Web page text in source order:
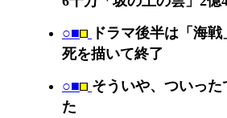
○■ ドラマ後半は「海
死を描いて終了
○■ そういや、ついっ
た